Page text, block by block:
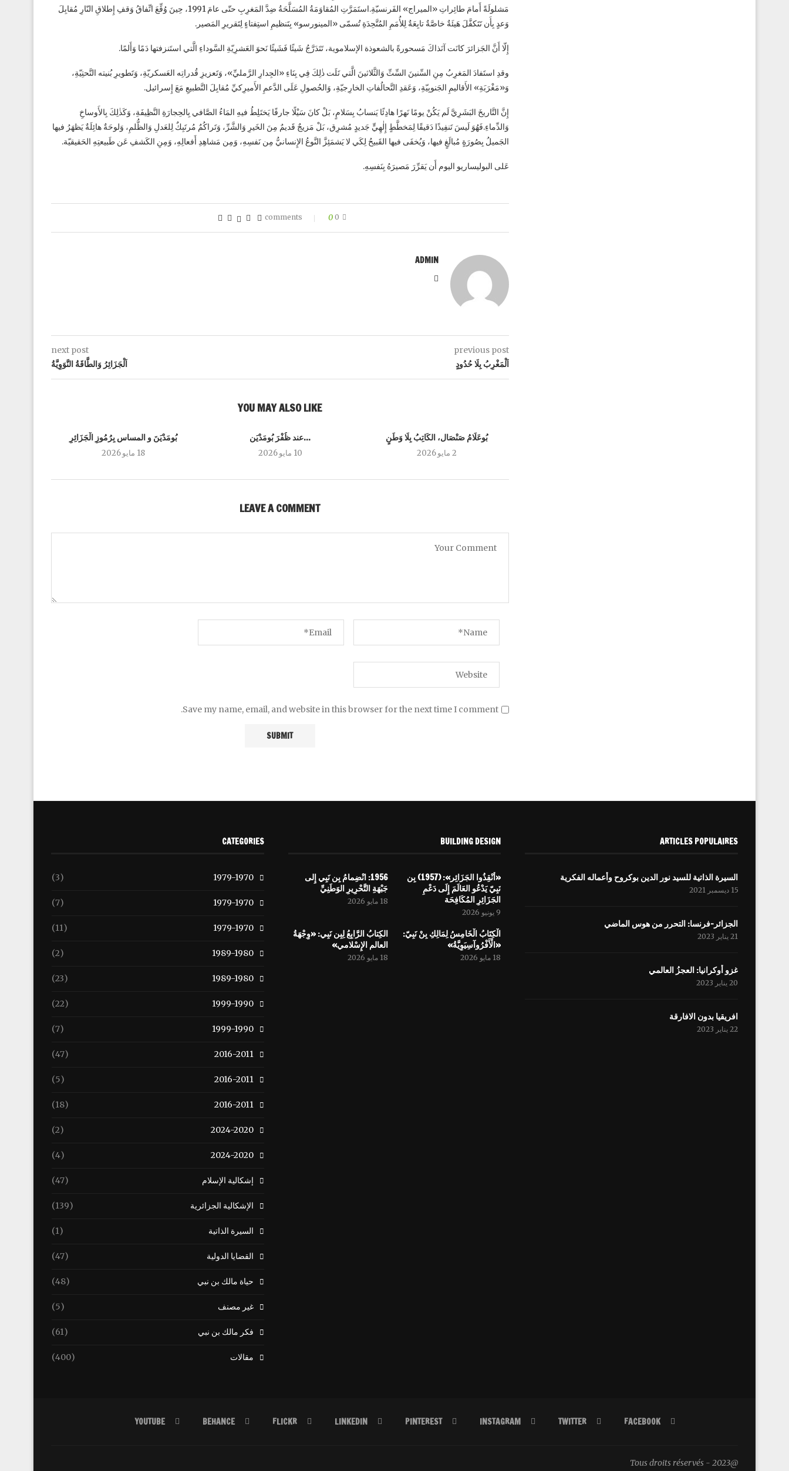
مَشلولَةً أَمامَ طائِراتِ «الميراج» الفَرنسيّةِ.استَمَرَّتِ المُقاوَمَةُ المُسَلَّحَةُ ضِدَّ المَغرِبِ حتّى عامَ 1991، حِينَ وُقِّعَ اتِّفاقُ وَقفِ إِطلاقِ النّارِ مُقابِلَ
وَعدٍ بِأَن تَتَكفَّلَ هَيئَةٌ خاصَّةٌ تابِعَةٌ لِلأُمَمِ المُتَّحِدَةِ تُسمّى «المينورسو» بِتَنظيمِ استِفتاءٍ لِتَقريرِ المَصير.
إِلّا أَنَّ الجَزائرَ كانَت آنَذاكَ مَسحورةً بالشعوذة الإسلاموية، تَتَدَرَّجُ شَيئًا فَشَيئًا نَحوَ العَشرِيّةِ السَّوداءِ الَّتي استَنزفتها دَمًا وَأَلمًا.
وقدِ استَفادَ المَغرِبُ مِنِ السِّنينَ السِّتِّ وَالثَّلاثينَ الَّتي تَلَت ذٰلِكَ فِي بِنَاءِ «الجِدارِ الرَّمليِّ»، وَتَعزيزِ قُدراتِه العَسكريّةِ، وَتَطويرِ بُنيته التَّحتِيّةِ،
وَ«مَغْرَبَةِ» الأَقاليمِ الجَنوبِيّةِ، وَعَقدِ التَّحالُفاتِ الخارِجيّةِ، وَالحُصولِ عَلَى الدَّعمِ الأَميرِكيِّ مُقابِلَ التَّطبيعِ مَعَ إِسرائيل.
إِنَّ التَّاريخَ البَشَرِيَّ لَم يَكُنْ يومًا نَهرًا هادِئًا يَنسابُ بِسَلامٍ، بَلْ كانَ سَيْلًا جارفًا يَختَلِطُ فيهِ المَاءُ الصَّافي بِالحِجارَةِ النَّظِيفَةِ، وَكَذٰلِكَ بِالأَوساخِ
وَالدِّماءِ.فَهُوَ لَيسَ تَنفِيذًا دَقيقًا لِمَخطَّطٍ إِلٰهِيٍّ جَديدٍ مُشرِق، بَلْ مَزيجٌ قَديمٌ مِنَ الخَيرِ وَالشَّرِّ، وَتَراكُمٌ مُرتَبِكٌ لِلعَدلِ وَالظُّلمِ، وَلوحَةٌ هائِلَةٌ يَظهَرُ فيها
الجَميلُ بِصُورَةٍ مُبالَغٍ فيها، وَيُخفَى فيها القَبيحُ لِكَي لا يَشمَئِزَّ النَّوعُ الإِنسانيُّ مِن نَفسِهِ، وَمِن مَشاهِدِ أَفعالِهِ، وَمِنِ الكَشفِ عَن طَبيعتِهِ الحَقيقيّة.
عَلى البوليساريو اليوم أَن يَقرِّرَ مَصيرَهُ بِنَفسِهِ.
0 comments
0
ADMIN
previous post
اَلْمَغْرِبُ بِلَا حُدُودٍ
next post
اَلْجَزَائِرُ وَالطَّاقَةُ النَّوَوِيَّةُ
YOU MAY ALSO LIKE
بُومَدْيَنَ و المساس بِرُمُوزِ الْجَزَائِرِ
18 مايو 2026
…عند ظُفْرَ بُومَدْيَن
10 مايو 2026
بُوعَلَامُ صَنْصَال، الكَاتِبُ بِلَا وَطَنٍ
2 مايو 2026
LEAVE A COMMENT
Save my name, email, and website in this browser for the next time I comment.
ARTICLES POPULAIRES
السيرة الذاتية للسيد نور الدين بوكروح وأعماله الفكرية
15 ديسمبر 2021
الجزائر-فرنسا: التحرر من هوس الماضي
21 يناير 2023
غزو أوكرانيا: العجزُ العالمي
20 يناير 2023
افریقيا بدون الافارقة
22 يناير 2023
BUILDING DESIGN
«أَنْقِذُوا الجَزَائِر»: (1957) بِن
نَبِيّ يَدْعُو العَالَمَ إِلَى دَعْمِ
الجَزَائِرِ المُكَافِحَة
9 يونيو 2026
1956: انْضِمامُ بِن نَبِي إِلى
جَبْهَةِ التَّحْرِيرِ الوَطَنِيِّ
18 مايو 2026
الْكِتَابُ الْخَامِسُ لِمَالِكِ بِنْ نَبِيّ:
«الْأَفْرُوآسِيَوِيَّةُ»
18 مايو 2026
الكِتابُ الرَّابِعُ لِبِن نَبِي: «وِجْهَةُ
العالم الإِسْلامي»
18 مايو 2026
CATEGORIES
1979-1970
(3)
1979-1970
(7)
1979-1970
(11)
1989-1980
(2)
1989-1980
(23)
1999-1990
(22)
1999-1990
(7)
2016-2011
(47)
2016-2011
(5)
2016-2011
(18)
2024-2020
(2)
2024-2020
(4)
إشكالية الإسلام (47)
الإشكالية الجزائرية (139)
السيرة الذاتية (1)
القضايا الدولية (47)
حياة مالك بن نبي (48)
غير مصنف (5)
فكر مالك بن نبي (61)
مقالات (400)
FACEBOOK
TWITTER
INSTAGRAM
PINTEREST
LINKEDIN
FLICKR
BEHANCE
YOUTUBE
@2023 - Tous droits réservés